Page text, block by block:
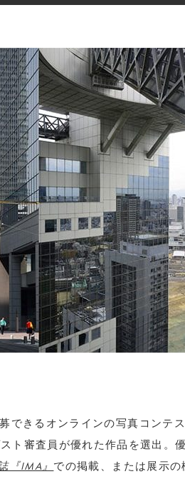
できるオンラインの写真コンテ
ト審査員が優れた作品を選出。
『IMA』 での掲載、または展示